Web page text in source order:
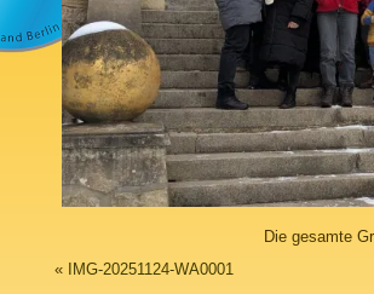
Die gesamte
«
IMG-20251124-WA0001